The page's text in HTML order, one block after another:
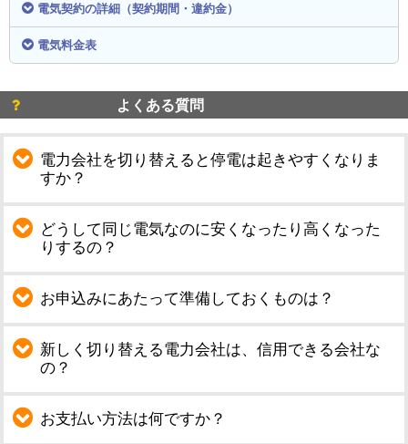
電気契約の詳細（契約期間・違約金）
電気料金表
よくある質問
電力会社を切り替えると停電は起きやすくなりま
すか？
どうして同じ電気なのに安くなったり高くなった
りするの？
お申込みにあたって準備しておくものは？
新しく切り替える電力会社は、信用できる会社な
の？
お支払い方法は何ですか？